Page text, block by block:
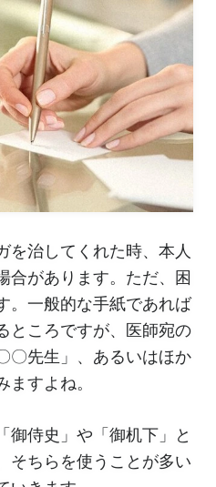
を治してくれた時、本人
合があります。ただ、困
。一般的な手紙であれば
ところですが、医師宛の
〇先生」、あるいはほか
すよね。
御侍史」や「御机下」と
そちらを使うことが多い